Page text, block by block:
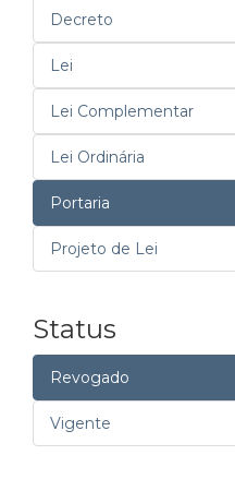
Decreto
Lei
Lei Complementar
Lei Ordinária
Portaria
Projeto de Lei
Status
Revogado
Vigente